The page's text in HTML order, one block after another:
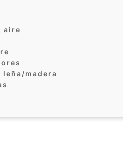
aire
madera